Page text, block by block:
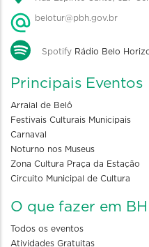
belotur@pbh.gov.br
Spotify Rádio Belo
Principais Eventos
Arraial de Belô
Festivais Culturais Municipais
Carnaval
Noturno nos Museus
Zona Cultura Praça da Estação
Circuito Municipal de Cultura
O que fazer em BH
Todos os eventos
Atividades Gratuitas